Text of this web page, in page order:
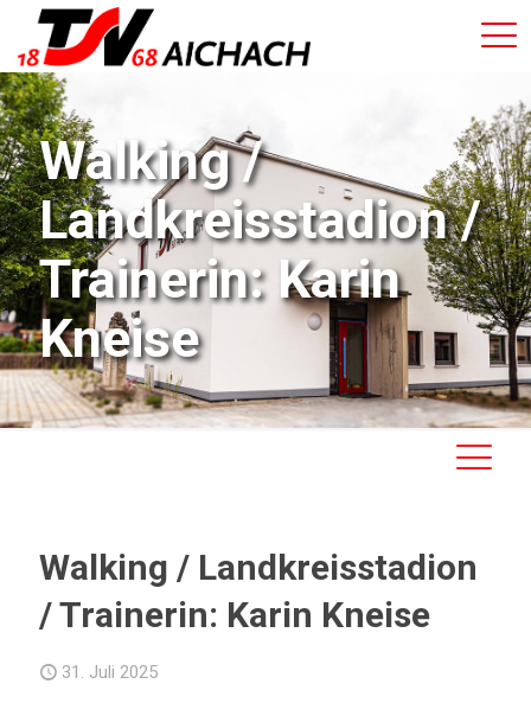
Walking /
Landkreisstadion /
Trainerin: Karin
Kneise
Walking / Landkreisstadion
/ Trainerin: Karin Kneise
31. Juli 2025